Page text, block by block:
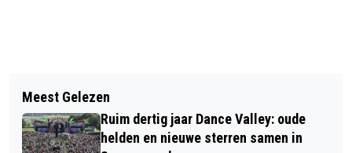
NOVA COLLEGE HOTELSCHOOL OPENT
RESTAURANT KLASSE
INSPECTIE LEGT TATA STEEL
DWANGSOM OP OM GEVAARLIJKE
Meest Gelezen
Ruim dertig jaar Dance Valley: oude
helden en nieuwe sterren samen in